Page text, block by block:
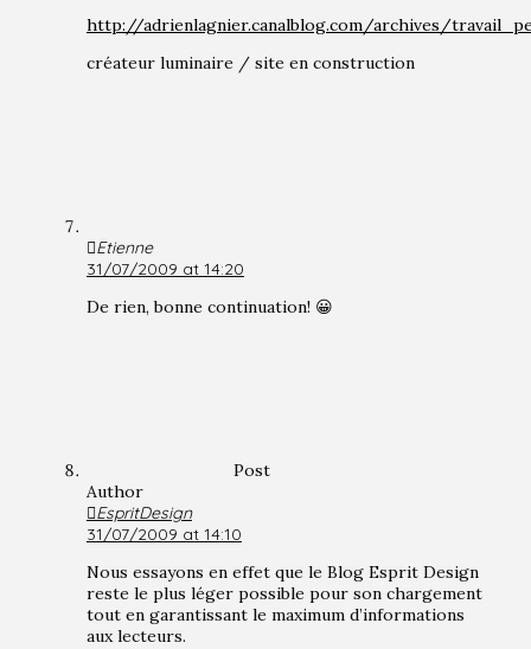
http://adrienlagnier.canalblog.com/archives/
créateur luminaire / site en construction
Etienne
31/07/2009 at 14:20
De rien, bonne continuation! 😀
Post
Author
EspritDesign
31/07/2009 at 14:10
Nous essayons en effet que le Blog Esprit Design
reste le plus léger possible pour son chargement
tout en garantissant le maximum d’informations
aux lecteurs.